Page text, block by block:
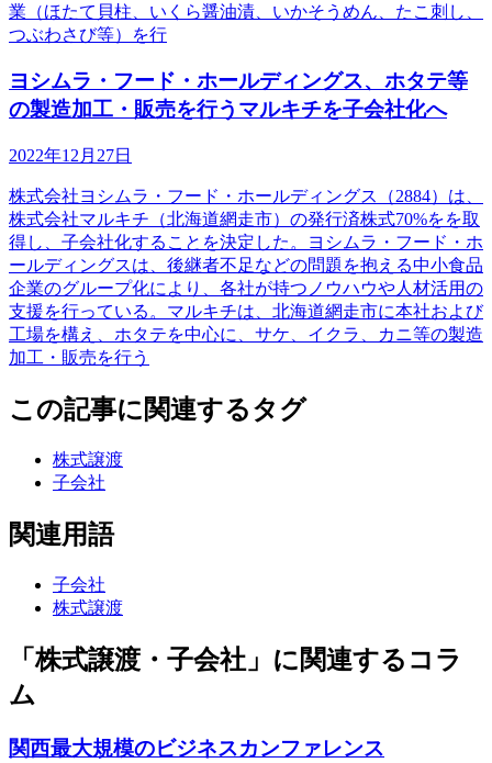
業（ほたて貝柱、いくら醤油漬、いかそうめん、たこ刺し、
つぶわさび等）を行
ヨシムラ・フード・ホールディングス、ホタテ等
の製造加工・販売を行うマルキチを子会社化へ
2022年12月27日
株式会社ヨシムラ・フード・ホールディングス（2884）は、
株式会社マルキチ（北海道網走市）の発行済株式70%をを取
得し、子会社化することを決定した。ヨシムラ・フード・ホ
ールディングスは、後継者不足などの問題を抱える中小食品
企業のグループ化により、各社が持つノウハウや人材活用の
支援を行っている。マルキチは、北海道網走市に本社および
工場を構え、ホタテを中心に、サケ、イクラ、カニ等の製造
加工・販売を行う
この記事に関連するタグ
株式譲渡
子会社
関連用語
子会社
株式譲渡
「株式譲渡・子会社」に関連するコラ
ム
関西最大規模のビジネスカンファレンス